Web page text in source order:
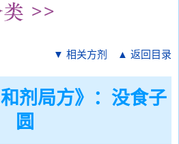
▼ 相关方剂 ▲ 返回目录
和剂局方》：没食子
圆